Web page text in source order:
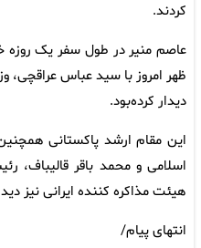
کردند.
عاصم منیر در طول سفر یک روزه
ظهر امروز با سید عباس عراقچی،
دیدار کرده‌بود.
این مقام ارشد پاکستانی
اسلامی و محمد باقر
هیئت مذاکره کننده ایرانی نیز
انتهای پیام/